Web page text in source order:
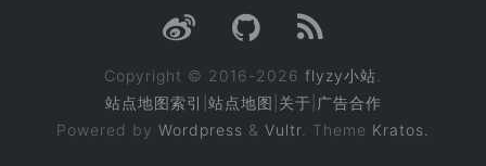
Copyright © 2016-2026 flyzy小站
站点地图索引 站点地图 关于 广告合作
Powered by Wordpress & Vultr . Theme Kratos.